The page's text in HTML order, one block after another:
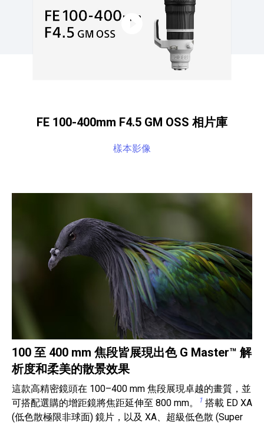
FE 100-400mm F4.5 GM OSS 相片庫
樣本影像
100 至 400 mm 焦段皆展現出色 G Master™ 解
析度和柔美的散景效果
這款高精密鏡頭在 100–400 mm 焦段展現卓越的畫質，並
可搭配選購的增距鏡將焦距延伸至 800 mm。
1 搭載 ED XA
(低色散極限非球面) 鏡片，以及 XA、超級低色散 (Super